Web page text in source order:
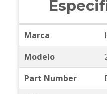
Marca
Modelo
Part Number